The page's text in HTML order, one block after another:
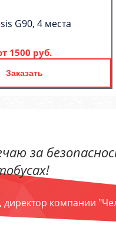
G90, 4 места
1500 руб.
Заказать
за
, директор компании